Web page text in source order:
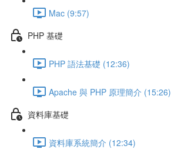
Mac (9:57)
PHP 基礎
PHP 語法基礎 (12:36)
Apache 與 PHP 原理簡介 (15:26)
資料庫基礎
資料庫系統簡介 (12:34)